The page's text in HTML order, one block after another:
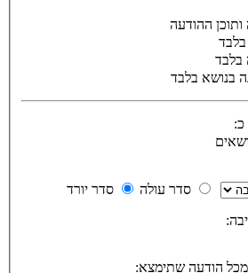
ההודעה
בלבד
בנושא בלבד
כ:
סדר עולה
סדר יורד
מכל הודעה שתימצא: